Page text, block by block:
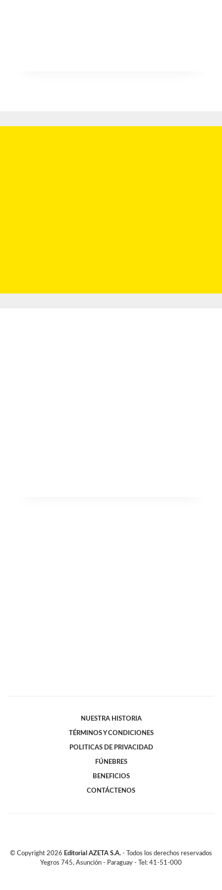
NUESTRA HISTORIA
TÉRMINOS Y CONDICIONES
POLITICAS DE PRIVACIDAD
FÚNEBRES
BENEFICIOS
CONTÁCTENOS
© Copyright 2026 Editorial AZETA S.A. - Todos los derechos reservados
Yegros 745, Asunción - Paraguay - Tel: 41-51-000